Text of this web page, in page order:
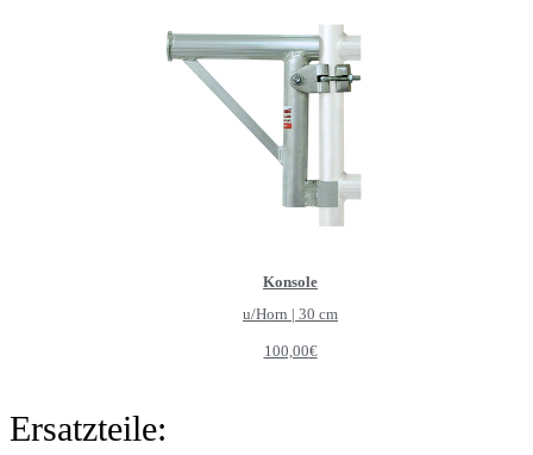
Konsole
u/Horn | 30 cm
100,00€
Ersatzteile: